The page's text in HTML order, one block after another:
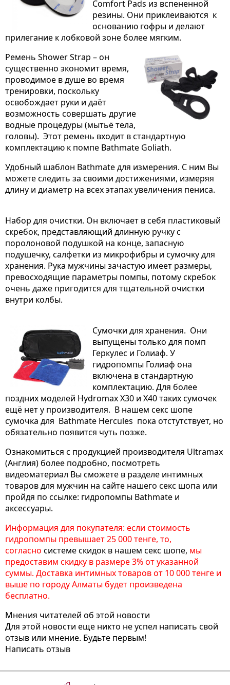
Comfort Pads из вспененной
резины. Они приклеиваются к
основанию гофры и делают
прилегание к лобковой зоне более мягким.
Ремень Shower Strap – он
существенно экономит время,
проводимое в душе во время
тренировки, поскольку
освобождает руки и даёт
возможность совершать другие
водные процедуры (мытьё тела,
головы). Этот ремень входит в стандартную
комплектацию к помпе Bathmate Goliath.
Удобный шаблон Bathmateдля измерения. С ним Вы
можете следить за своими достижениями, измеряя
длину и диаметр на всех этапах увеличения пениса.
Набор для очистки. Он включает в себя пластиковый
скребок, представляющий длинную ручку с
поролоновой подушкой на конце, запасную
подушечку, салфетки из микрофибры и сумочку для
хранения. Рука мужчины зачастую имеет размеры,
превосходящие параметры помпы, потому скребок
очень даже пригодится для тщательной очистки
внутри колбы.
Сумочки для хранения. Они
выпущены только для помп
Геркулес и Голиаф. У
гидропомпы Голиаф она
включена в стандартную
комплектацию. Для более
поздних моделей Hydromax X30 и Х40 таких сумочек
ещё нет у производителя. В нашем секс шопе
сумочка для Bathmate Hercules пока отстутствует, но
обязательно появится чуть позже.
Ознакомиться с продукцией производителя Ultramax
(Англия) более подробно, посмотреть
видеоматериал Вы сможете в разделе интимных
товаров для мужчин на сайте нашего секс шопа или
пройдя по ссылке: гидропомпы Bathmate и
аксессуары.
Информация для покупателя: если стоимость
гидропомпы превышает 25 000 тенге, то,
согласно системе скидок в нашем секс шопе, мы
предоставим скидку в размере 3% от указанной
суммы. Доставка интимных товаров от 10 000 тенге и
выше по городу Алматы будет произведена
бесплатно.
Мнения читателей об этой новости
Для этой новости еще никто не успел написать свой
отзыв или мнение. Будьте первым!
Написать отзыв